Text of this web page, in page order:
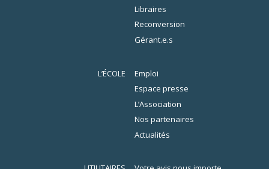
Libraires
Reconversion
Gérant.e.s
L’ÉCOLE
Emploi
Espace presse
L’Association
Nos partenaires
Actualités